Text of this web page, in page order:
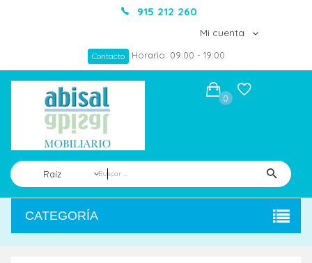
915 212 260
Mi cuenta
Contacto Horario: 09:00 - 19:00
Raíz
0
CATEGORÍA